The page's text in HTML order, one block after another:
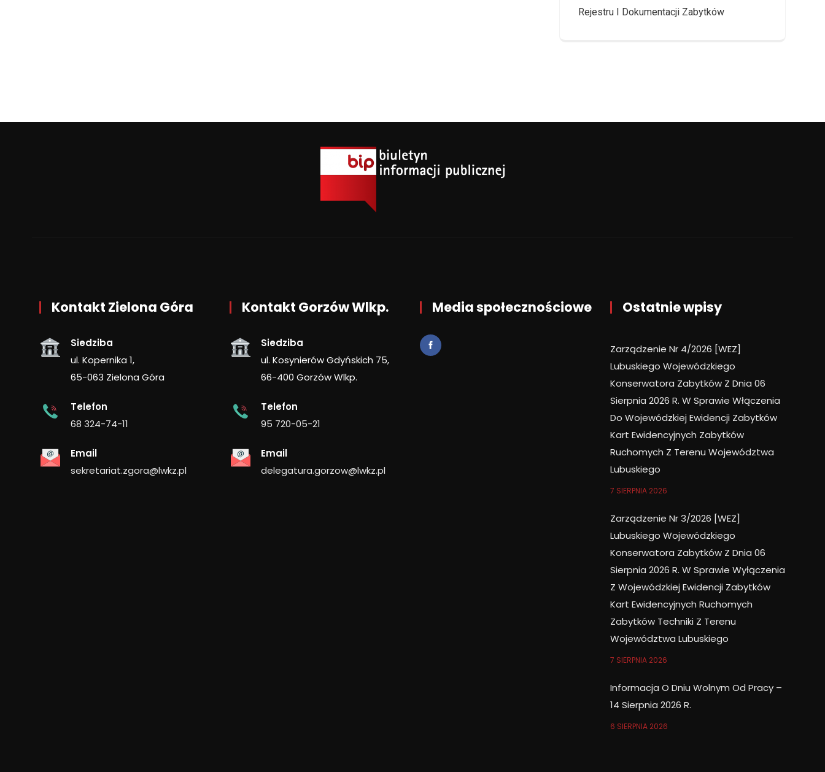
Rejestru I Dokumentacji Zabytków
Kontakt Zielona Góra
Siedziba
ul. Kopernika 1,
65-063 Zielona Góra
Telefon
68 324-74-11
Email
sekretariat.zgora@lwkz.pl
Kontakt Gorzów Wlkp.
Siedziba
ul. Kosynierów Gdyńskich 75,
66-400 Gorzów Wlkp.
Telefon
95 720-05-21
Email
delegatura.gorzow@lwkz.pl
Media społecznościowe Ostatnie wpisy
Zarządzenie Nr 4/2026 [WEZ]
Lubuskiego Wojewódzkiego
Konserwatora Zabytków Z Dnia 06
Sierpnia 2026 R. W Sprawie Włączenia
Do Wojewódzkiej Ewidencji Zabytków
Kart Ewidencyjnych Zabytków
Ruchomych Z Terenu Województwa
Lubuskiego
7 SIERPNIA 2026
Zarządzenie Nr 3/2026 [WEZ]
Lubuskiego Wojewódzkiego
Konserwatora Zabytków Z Dnia 06
Sierpnia 2026 R. W Sprawie Wyłączenia
Z Wojewódzkiej Ewidencji Zabytków
Kart Ewidencyjnych Ruchomych
Zabytków Techniki Z Terenu
Województwa Lubuskiego
7 SIERPNIA 2026
Informacja O Dniu Wolnym Od Pracy –
14 Sierpnia 2026 R.
6 SIERPNIA 2026